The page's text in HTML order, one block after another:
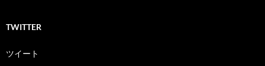
TWITTER
ツイート